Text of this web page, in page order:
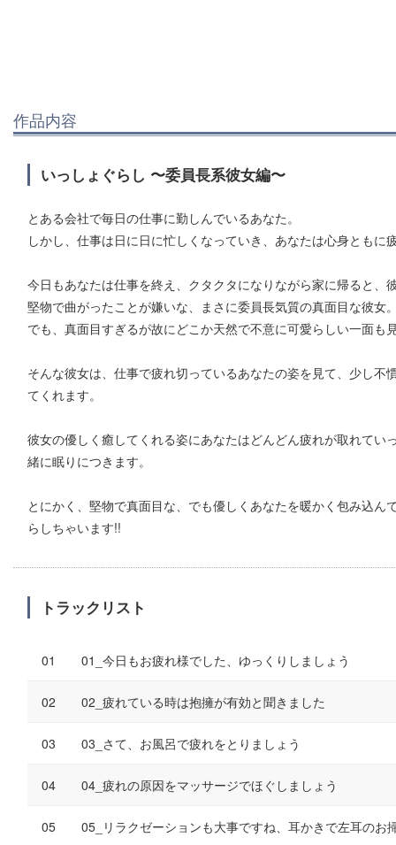
作品内容
いっしょぐらし 〜委員長系彼女編〜
とある会社で毎日の仕事に勤しんでいるあなた。
しかし、仕事は日に日に忙しくなっていき、あなたは心身とも
今日もあなたは仕事を終え、クタクタになりながら家に帰ると、
堅物で曲がったことが嫌いな、まさに委員長気質の真面目な彼女
でも、真面目すぎるが故にどこか天然で不意に可愛らしい一面も
そんな彼女は、仕事で疲れ切っているあなたの姿を見て、少し
てくれます。
彼女の優しく癒してくれる姿にあなたはどんどん疲れが取れてい
緒に眠りにつきます。
とにかく、堅物で真面目な、でも優しくあなたを暖かく包み込
らしちゃいます!!
トラックリスト
01_今日もお疲れ様でした、ゆっくりしましょう
02_疲れている時は抱擁が有効と聞きました
03_さて、お風呂で疲れをとりましょう
04_疲れの原因をマッサージでほぐしましょう
05_リラクゼーションも大事ですね、耳かきで左耳のお